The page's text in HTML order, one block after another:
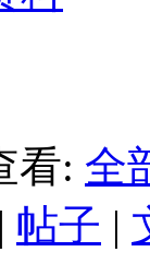
看: 全
| 帖子 |